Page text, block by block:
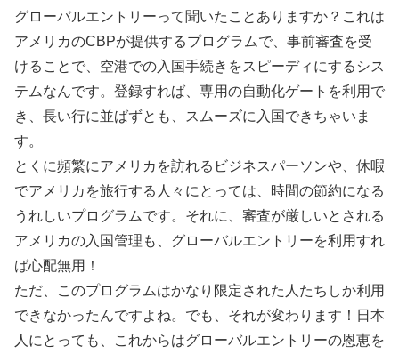
グローバルエントリーって聞いたことありますか？これは
アメリカのCBPが提供するプログラムで、事前審査を受
けることで、空港での入国手続きをスピーディにするシス
テムなんです。登録すれば、専用の自動化ゲートを利用で
き、長い行に並ばずとも、スムーズに入国できちゃいま
す。
とくに頻繁にアメリカを訪れるビジネスパーソンや、休暇
でアメリカを旅行する人々にとっては、時間の節約になる
うれしいプログラムです。それに、審査が厳しいとされる
アメリカの入国管理も、グローバルエントリーを利用すれ
ば心配無用！
ただ、このプログラムはかなり限定された人たちしか利用
できなかったんですよね。でも、それが変わります！日本
人にとっても、これからはグローバルエントリーの恩恵を